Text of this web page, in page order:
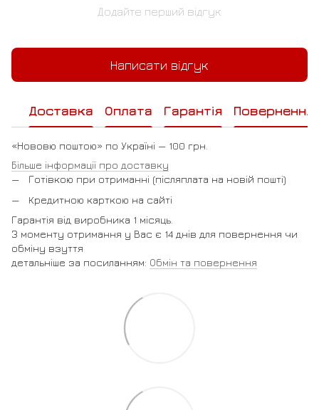
Додайте перший відгук
Написати відгук
Доставка Оплата Гарантія Повернення
«Нововю поштою» по Україні — 100 грн.
Більше інформації про доставку
Готівкою при отриманні (післяплата на новій пошті)
Кредитною карткою на сайті
Гарантія від виробника 1 місяць.
З моменту отримання у Вас є 14 днів для повернення чи
обміну взуття
детальніше за посиланням: Обмін та повернення